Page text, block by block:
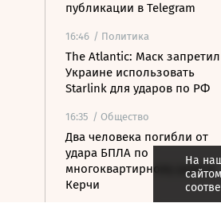
публикации в Telegram
16:46 / Политика
The Atlantic: Маск запретил
Украине использовать
Starlink для ударов по РФ
16:35 / Общество
Два человека погибли от
удара БПЛА по
многоквартирному дому в
Керчи
На